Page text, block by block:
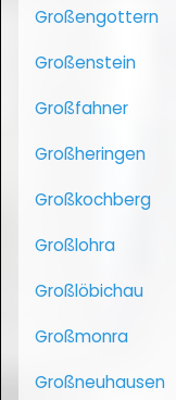
Großengottern
Großenstein
Großfahner
Großheringen
Großkochberg
Großlohra
Großlöbichau
Großmonra
Großneuhausen